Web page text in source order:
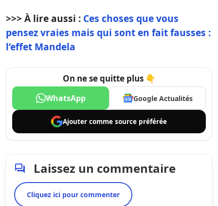
>>> À lire aussi : Ces choses que vous
pensez vraies mais qui sont en fait fausses :
l’effet Mandela
On ne se quitte plus 👇
WhatsApp Google Actualités
Ajouter comme source préférée
Laissez un commentaire
Cliquez ici pour commenter